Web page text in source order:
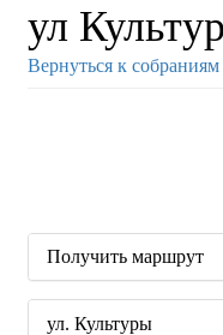
ул
Вернуться к собраниям
Получить маршрут
ул. Культуры